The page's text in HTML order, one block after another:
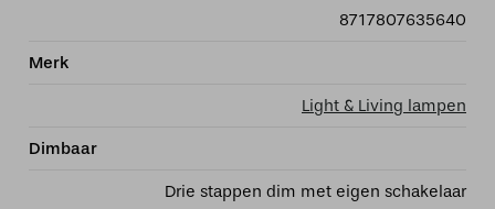
8717807635640
Merk
Light & Living lampen
Dimbaar
Drie stappen dim met eigen schakelaar